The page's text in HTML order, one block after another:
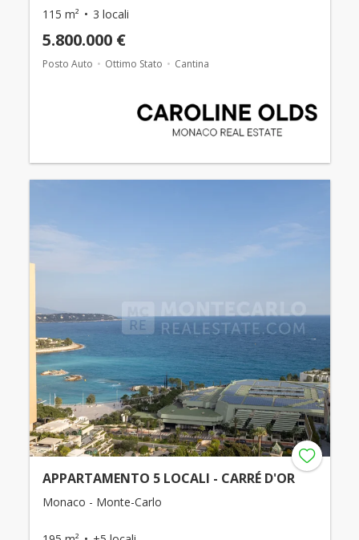
115 m² 3 locali
5.800.000 €
Posto Auto Ottimo Stato Cantina
APPARTAMENTO 5 LOCALI - CARRÉ D'OR
Monaco - Monte-Carlo